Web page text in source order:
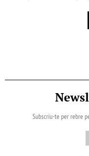
Subscriu-te per rebre